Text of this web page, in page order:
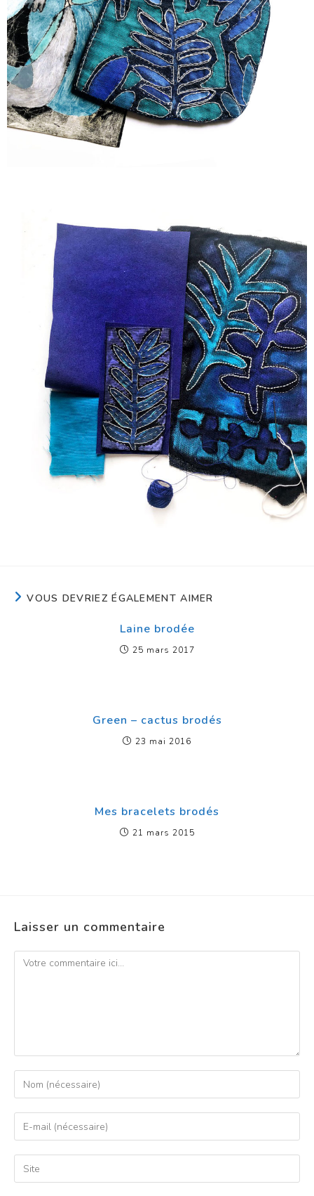
VOUS DEVRIEZ ÉGALEMENT AIMER
Laine brodée
25 mars 2017
Green – cactus brodés
23 mai 2016
Mes bracelets brodés
21 mars 2015
Laisser un commentaire